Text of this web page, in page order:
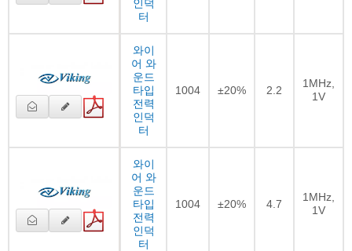
인덕
터
와이
어 와
운드
타입
전력
인덕
터
1004 ±20% 2.2
1MHz,
1V
와이
어 와
운드
타입
전력
인덕
터
1004 ±20% 4.7
1MHz,
1V